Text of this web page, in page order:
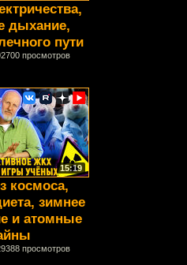
дыхание,
пути
просмотров
15:19
космоса,
зимнее
и атомные
просмотров